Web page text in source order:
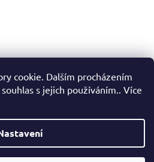
cookie. Dalším procházením
s jejich používáním.. Více
hledáte konkrétní zboží a my jej